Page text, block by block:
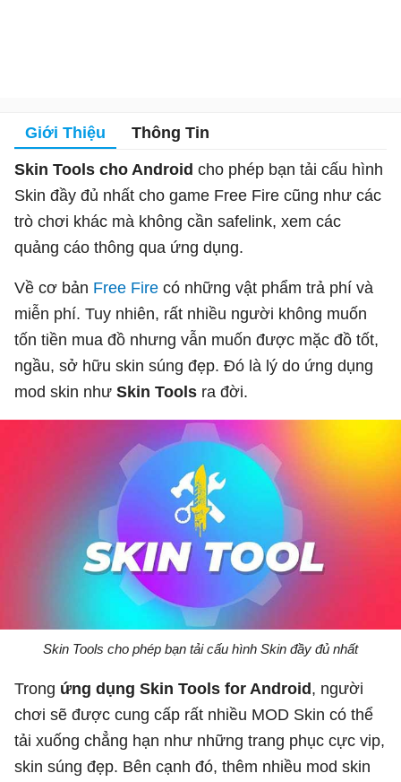
Giới Thiệu Thông Tin
Skin Tools cho Android cho phép bạn tải cấu hình
Skin đầy đủ nhất cho game Free Fire cũng như các
trò chơi khác mà không cần safelink, xem các
quảng cáo thông qua ứng dụng.
Về cơ bản Free Fire có những vật phẩm trả phí và
miễn phí. Tuy nhiên, rất nhiều người không muốn
tốn tiền mua đồ nhưng vẫn muốn được mặc đồ tốt,
ngầu, sở hữu skin súng đẹp. Đó là lý do ứng dụng
mod skin như Skin Tools ra đời.
Skin Tools cho phép bạn tải cấu hình Skin đầy đủ nhất
Trong ứng dụng Skin Tools for Android, người
chơi sẽ được cung cấp rất nhiều MOD Skin có thể
tải xuống chẳng hạn như những trang phục cực vip,
skin súng đẹp. Bên cạnh đó, thêm nhiều mod skin